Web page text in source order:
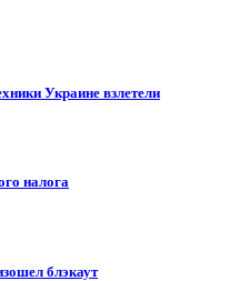
Украине взлетели
налога
блэкаут